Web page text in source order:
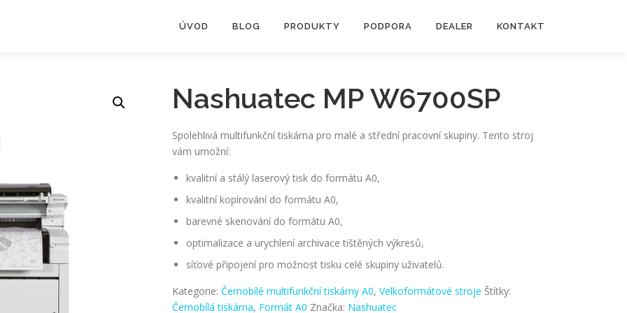
ÚVOD BLOG PRODUKTY PODPORA DEALER KONTAKT
Nashuatec MP W6700SP
Spolehlivá multifunkční tiskárna pro malé a střední pracovní skupiny. Tento stroj
vám umožní:
kvalitní a stálý laserový tisk do formátu A0,
kvalitní kopírování do formátu A0,
barevné skenování do formátu A0,
optimalizace a urychlení archivace tištěných výkresů,
síťové připojení pro možnost tisku celé skupiny uživatelů.
Kategorie:Černobílé multifunkční tiskárny A0,Velkoformátové stroje Štítky:
Černobílá tiskárna, Formát A0 Značka: Nashuatec